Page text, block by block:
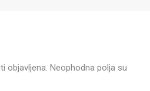
objavljena. Neophodna polja su